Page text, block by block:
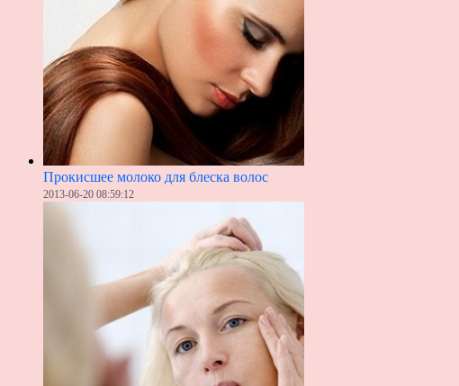
Прокисшее молоко для блеска волос
2013-06-20 08:59:12